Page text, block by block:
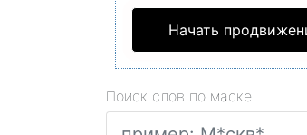
Начать
Поиск слов по маске